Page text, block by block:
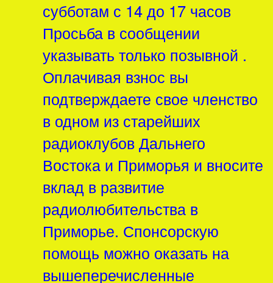
субботам с 14 до 17 часов
Просьба в сообщении
указывать только позывной .
Оплачивая взнос вы
подтверждаете свое членство
в одном из старейших
радиоклубов Дальнего
Востока и Приморья и вносите
вклад в развитие
радиолюбительства в
Приморье. Спонсорскую
помощь можно оказать на
вышеперечисленные